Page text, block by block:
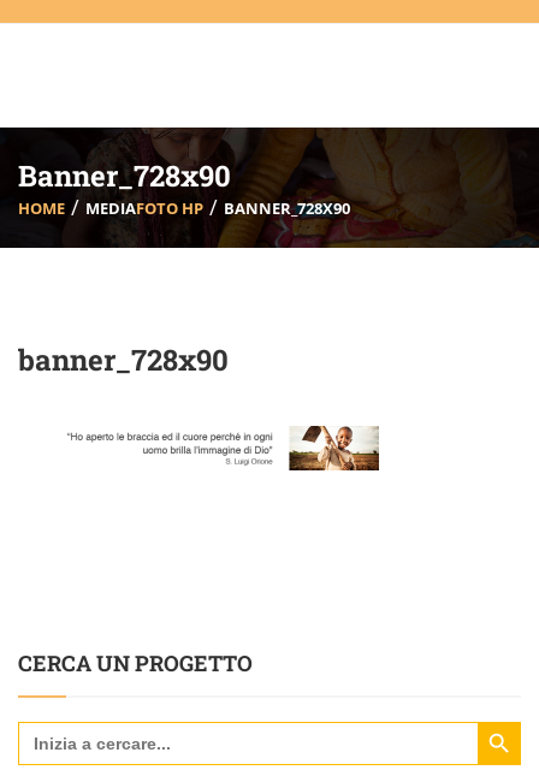
Banner_728x90
HOME MEDIAFOTO HP BANNER_728X90
banner_728x90
CERCA UN PROGETTO
Search
for:
Search